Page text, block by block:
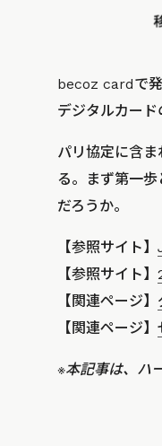
becoz cardで
デジタルカード
パリ協定に含
る。まず第一
だろうか。
【参照サイト】
【参照サイト】
【関連ページ】
【関連ページ】
※本記事は、ハ